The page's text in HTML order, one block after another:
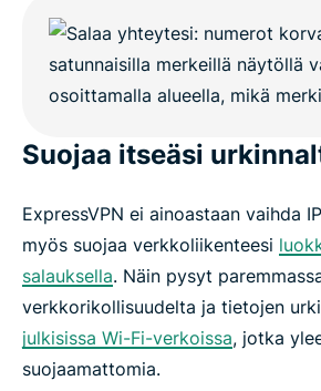
Suojaa itseäsi
ExpressVPN ei ainoastaan vaihda
myös suojaa verkkoliikenteesi
salauksella. Näin pysyt
verkkorikollisuudelta ja tietojen
julkisissa Wi-Fi-verkoissa, jotka
suojaamattomia.